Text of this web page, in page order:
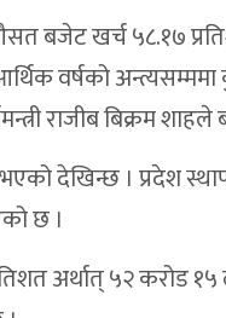
बजेट खर्च ५८.१७
वर्षको
राजीब बिक्रम शाहले
देखिन्छ । प्रदेश
छ ।
अर्थात् ५२ करोड